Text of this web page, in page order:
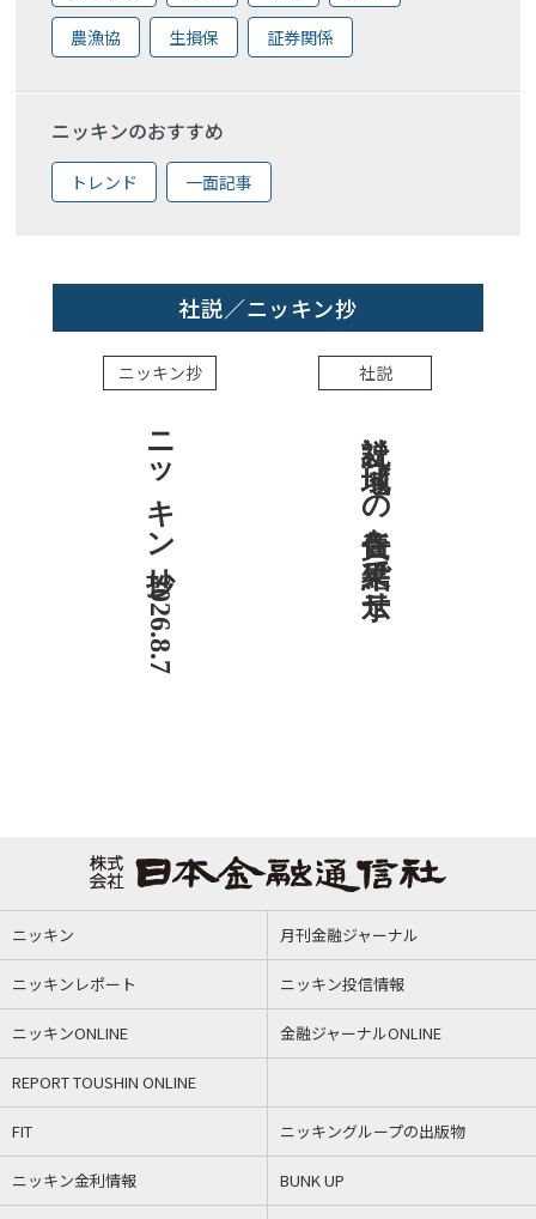
農漁協 生損保 証券関係
ニッキンのおすすめ
トレンド 一面記事
社説／ニッキン抄
ニッキン抄
ニッキン抄 2026.8.7
社説
社説 地域への責任を結果で示せ
ニッキン 月刊金融ジャーナル
ニッキンレポート ニッキン投信情報
ニッキンONLINE 金融ジャーナルONLINE
REPORT TOUSHIN ONLINE
FIT ニッキングループの出版物
ニッキン金利情報 BUNK UP